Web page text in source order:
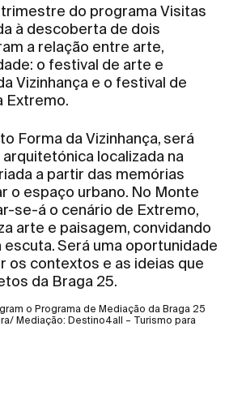
do programa Visitas
à descoberta de dois
a relação entre arte,
o festival de arte e
Vizinhança e o festival de
Extremo.
Forma da Vizinhança, será
localizada na
a partir das memórias
o espaço urbano. No Monte
se-á o cenário de Extremo,
arte e paisagem, convidando
Será uma oportunidade
os contextos e as ideias que
da Braga 25.
o Programa de Mediação da Braga 25
Mediação: Destino4all – Turismo para